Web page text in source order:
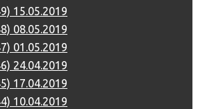
15.05.2019
08.05.2019
01.05.2019
24.04.2019
17.04.2019
10.04.2019